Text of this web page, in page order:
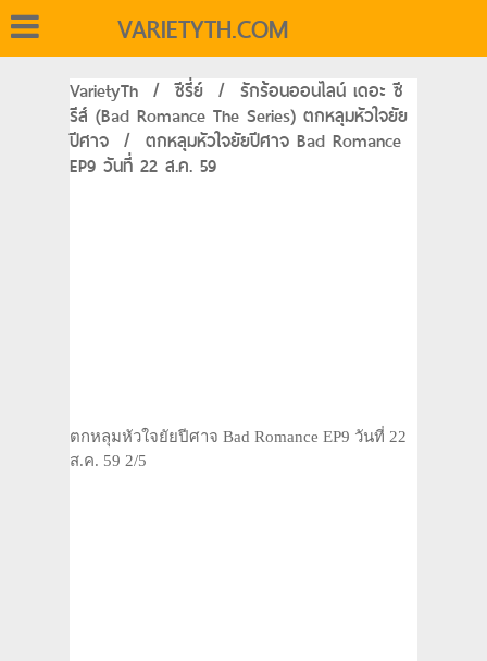
VARIETYTH.COM
VarietyTh / ซีรี่ย์ / รักร้อนออนไลน์ เดอะ ซี
รีส์ (Bad Romance The Series) ตกหลุมหัวใจยัย
ปีศาจ / ตกหลุมหัวใจยัยปีศาจ Bad Romance
EP9 วันที่ 22 ส.ค. 59
ตกหลุมหัวใจยัยปีศาจ Bad Romance EP9 วันที่ 22
ส.ค. 59 2/5